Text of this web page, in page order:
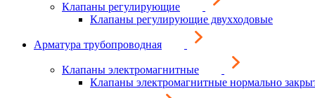
Клапаны регулирующие
Клапаны регулирующие двухходовые
Арматура трубопроводная
Клапаны электромагнитные
Клапаны электромагнитные нормально